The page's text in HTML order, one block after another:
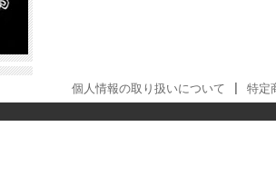
個人情報の取り扱いについて 特定